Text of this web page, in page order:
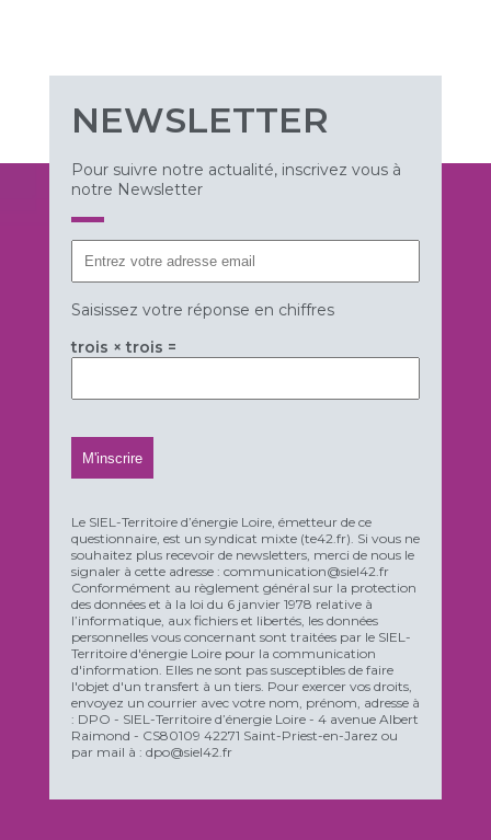
NEWSLETTER
Pour suivre notre actualité, inscrivez vous à
notre Newsletter
Saisissez votre réponse en chiffres
trois × trois =
Le SIEL-Territoire d’énergie Loire, émetteur de ce
questionnaire, est un syndicat mixte (te42.fr). Si vous ne
souhaitez plus recevoir de newsletters, merci de nous le
signaler à cette adresse : communication@siel42.fr
Conformément au règlement général sur la protection
des données et à la loi du 6 janvier 1978 relative à
l’informatique, aux fichiers et libertés, les données
personnelles vous concernant sont traitées par le SIEL-
Territoire d'énergie Loire pour la communication
d'information. Elles ne sont pas susceptibles de faire
l'objet d'un transfert à un tiers. Pour exercer vos droits,
envoyez un courrier avec votre nom, prénom, adresse à
: DPO - SIEL-Territoire d’énergie Loire - 4 avenue Albert
Raimond - CS80109 42271 Saint-Priest-en-Jarez ou
par mail à : dpo@siel42.fr